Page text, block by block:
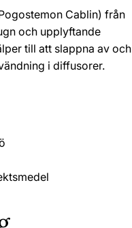
Cablin) från
och upplyftande
till att slappna av och
i diffusorer.